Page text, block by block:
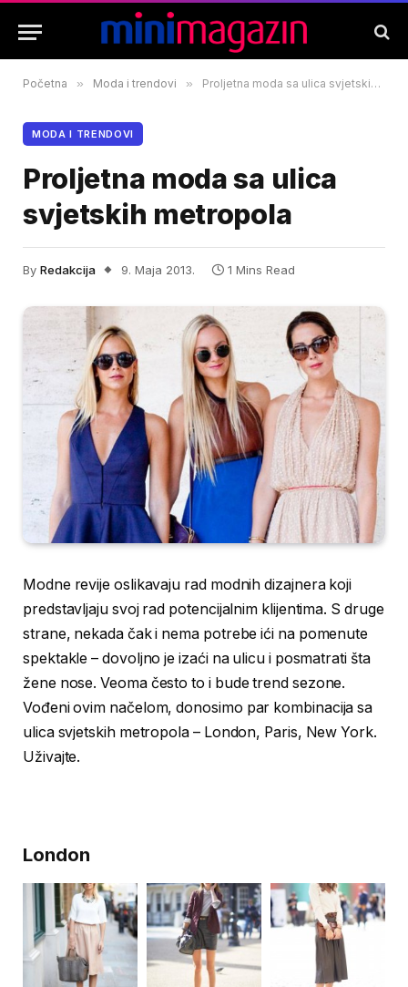
Početna » Moda i trendovi » Proljetna moda sa ulica svjetskih metropola
MODA I TRENDOVI
Proljetna moda sa ulica
svjetskih metropola
By Redakcija 9. Maja 2013. 1 Mins Read
Modne revije oslikavaju rad modnih dizajnera koji
predstavljaju svoj rad potencijalnim klijentima. S druge
strane, nekada čak i nema potrebe ići na pomenute
spektakle – dovoljno je izaći na ulicu i posmatrati šta
žene nose. Veoma često to i bude trend sezone.
Vođeni ovim načelom, donosimo par kombinacija sa
ulica svjetskih metropola – London, Paris, New York.
Uživajte.
London